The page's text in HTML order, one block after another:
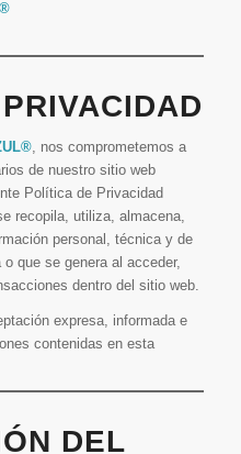
, nos comprometemos a
de nuestro sitio web
Política de Privacidad
recopila, utiliza, almacena,
personal, técnica y de
que se genera al acceder,
dentro del sitio web.
expresa, informada e
contenidas en esta
DEL